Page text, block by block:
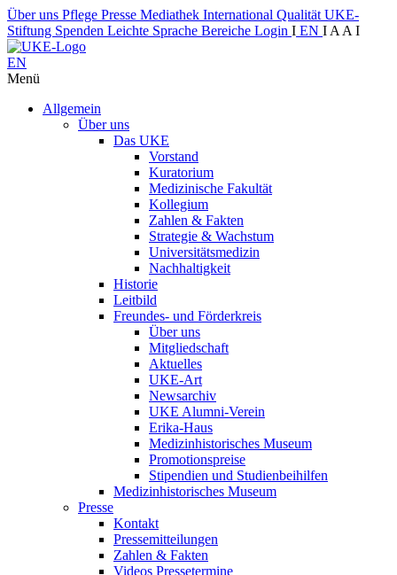
Über uns Pflege Presse Mediathek International Qualität UKE-
Stiftung Spenden Leichte Sprache Bereiche Login I EN I A A I
EN
Menü
Allgemein
Über uns
Das UKE
Vorstand
Kuratorium
Medizinische Fakultät
Kollegium
Zahlen & Fakten
Strategie & Wachstum
Universitätsmedizin
Nachhaltigkeit
Historie
Leitbild
Freundes- und Förderkreis
Über uns
Mitgliedschaft
Aktuelles
UKE-Art
Newsarchiv
UKE Alumni-Verein
Erika-Haus
Medizinhistorisches Museum
Promotionspreise
Stipendien und Studienbeihilfen
Medizinhistorisches Museum
Presse
Kontakt
Pressemitteilungen
Zahlen & Fakten
Videos Pressetermine